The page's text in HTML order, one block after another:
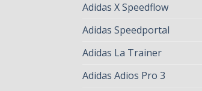
Adidas X Speedflow
Adidas Speedportal
Adidas La Trainer
Adidas Adios Pro 3